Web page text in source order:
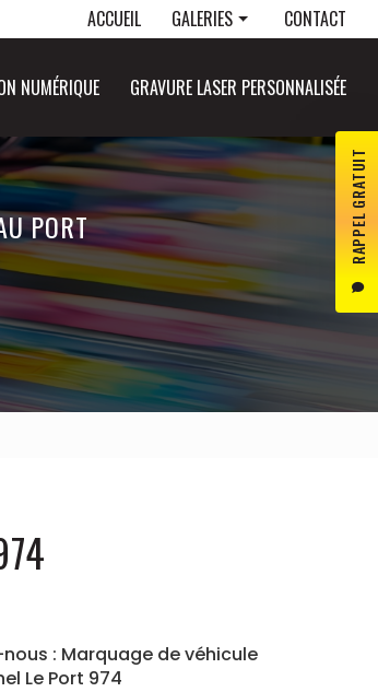
Navigation secondaire
ACCUEIL GALERIES
Objets publicitaires
Marquage véhicule
Impression numérique
Gravure laser personnalisée
CONTACT
RAPPEL GRATUIT
NUMÉRIQUE GRAVURE LASER PERSONNALISÉE
PORT
: Marquage de véhicule
Le Port 974